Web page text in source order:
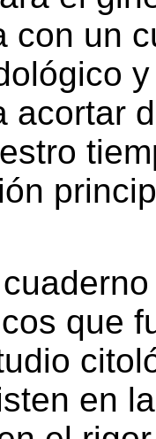
con un
acortar
que
en